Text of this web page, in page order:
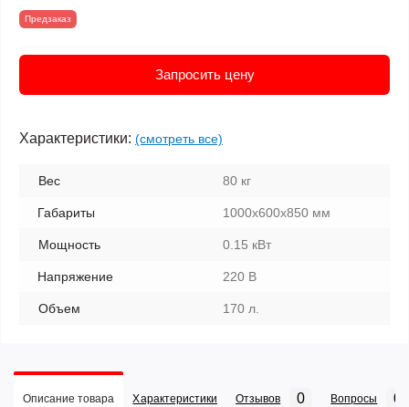
Предзаказ
Запросить цену
Характеристики: (смотреть все)
Вес 80 кг
Габариты 1000х600х850 мм
Мощность 0.15 кВт
Напряжение 220 В
Объем 170 л.
Описание товара Характеристики Отзывов 0 Вопросы 0